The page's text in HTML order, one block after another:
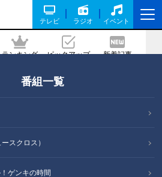
テレビ ラジオ イベント
ランキング ピックアップ 新着記事
番組一覧
スクロス）
ゲンキの時間
金シャチの謎【道との